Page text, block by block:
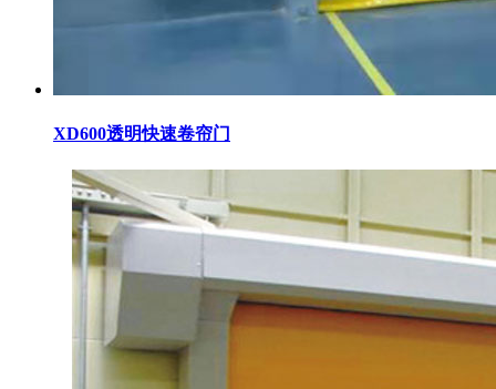
XD600透明快速卷帘门